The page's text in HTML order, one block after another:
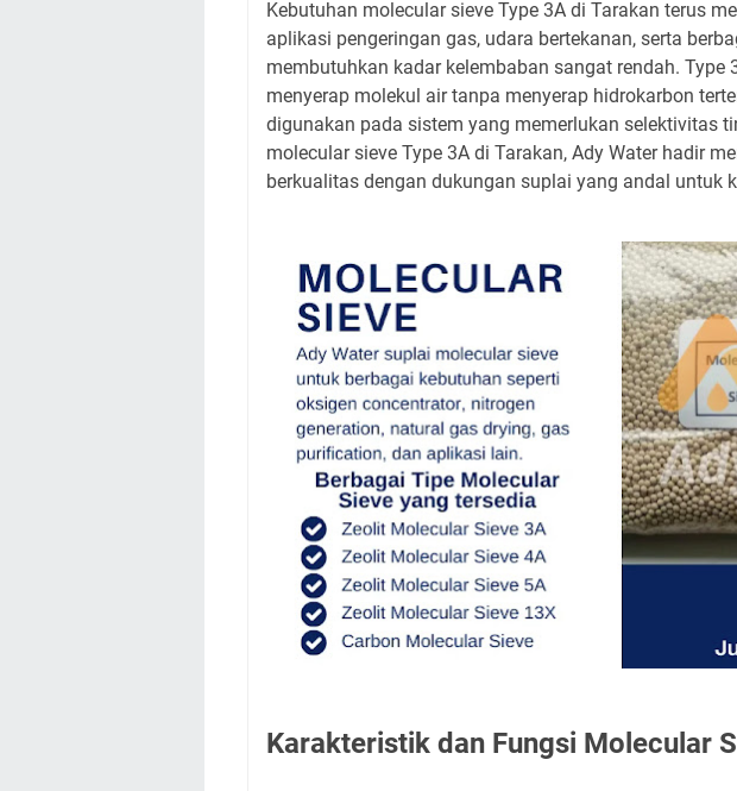
Kebutuhan molecular sieve Type 3A di Tarakan terus
aplikasi pengeringan gas, udara bertekanan, serta
membutuhkan kadar kelembaban sangat rendah. Type
menyerap molekul air tanpa menyerap hidrokarbon
digunakan pada sistem yang memerlukan selektivitas
molecular sieve Type 3A di Tarakan, Ady Water hadir
berkualitas dengan dukungan suplai yang andal untuk
Karakteristik dan Fungsi Molecular